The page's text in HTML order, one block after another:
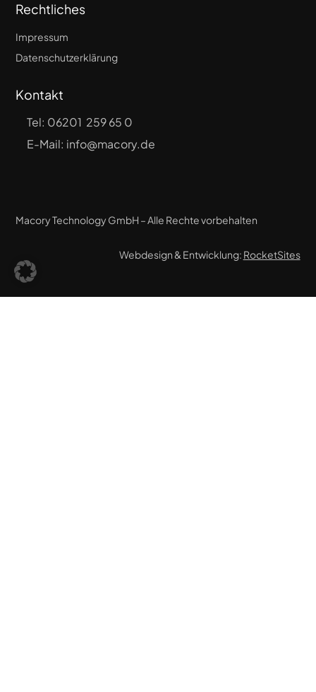
Rechtliches
Impressum
Datenschutzerklärung
Kontakt
Tel: 06201 259 65 0
E-Mail: info@macory.de
Macory Technology GmbH – Alle Rechte vorbehalten
Webdesign & Entwicklung: RocketSites